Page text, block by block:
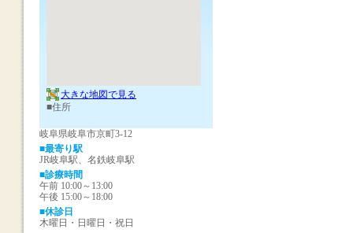
大きな地図で見る
■住所
岐阜県岐阜市京町3-12
■最寄り駅
JR岐阜駅、名鉄岐阜駅
■診療時間
午前 10:00～13:00
午後 15:00～18:00
■休診日
木曜日・日曜日・祝日